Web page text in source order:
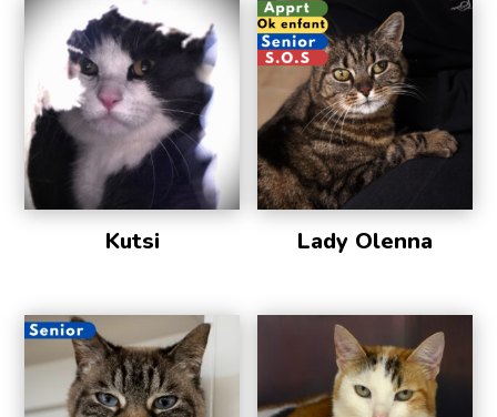
Kutsi Lady Olenna